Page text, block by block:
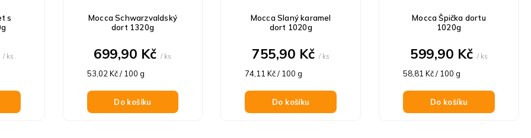
s
/ ks
Mocca Schwarzvaldský
dort 1320g
699,90 Kč/ ks
Měrná
53,02 Kč / 100 g
Do košíku
Mocca Slaný karamel
dort 1020g
755,90 Kč/ ks
Měrná
74,11 Kč / 100 g
Do košíku
Mocca Špička dortu
1020g
599,90 Kč/ ks
Měrná
58,81 Kč / 100 g
Do košíku